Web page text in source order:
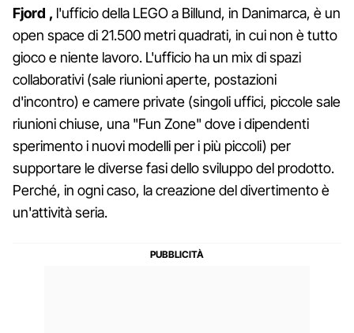
Fjord , l'ufficio della LEGO a Billund, in Danimarca, è un
open space di 21.500 metri quadrati, in cui non è tutto
gioco e niente lavoro. L'ufficio ha un mix di spazi
collaborativi (sale riunioni aperte, postazioni
d'incontro) e camere private (singoli uffici, piccole sale
riunioni chiuse, una "Fun Zone" dove i dipendenti
sperimento i nuovi modelli per i più piccoli) per
supportare le diverse fasi dello sviluppo del prodotto.
Perché, in ogni caso, la creazione del divertimento è
un'attività seria.